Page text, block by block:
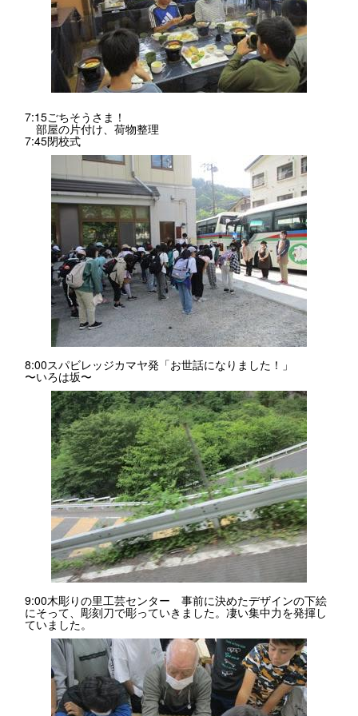
7:15ごちそうさま！
部屋の片付け、荷物整理
7:45閉校式
8:00スパビレッジカマヤ発「お世話になりました！」
〜いろは坂〜
9:00木彫りの里工芸センター 事前に決めたデザインの下絵
にそって、彫刻刀で彫っていきました。凄い集中力を発揮し
ていました。